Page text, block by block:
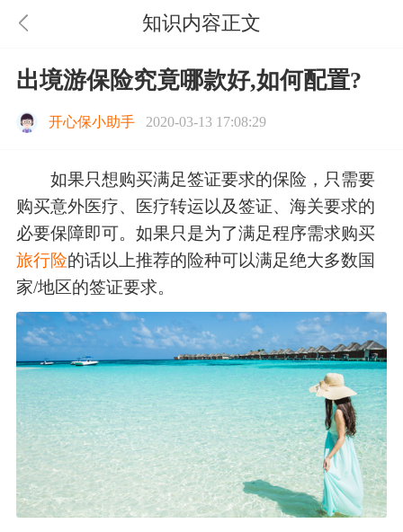
知识内容正文
出境游保险究竟哪款好,如何配置?
开心保小助手 2020-03-13 17:08:29
如果只想购买满足签证要求的保险，只需要
购买意外医疗、医疗转运以及签证、海关要求的
必要保障即可。如果只是为了满足程序需求购买
旅行险的话以上推荐的险种可以满足绝大多数国
家/地区的签证要求。